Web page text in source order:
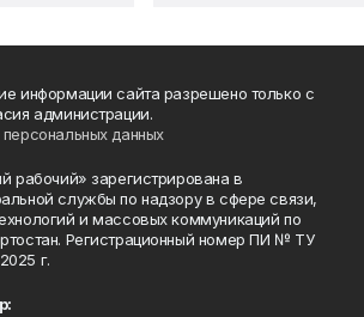
информации сайта разрешено только с
администрации.
данных
рабочий» зарегистрирована в
службы по надзору в сфере связи,
и массовых коммуникаций по
Регистрационный номер ПИ № ТУ
г.